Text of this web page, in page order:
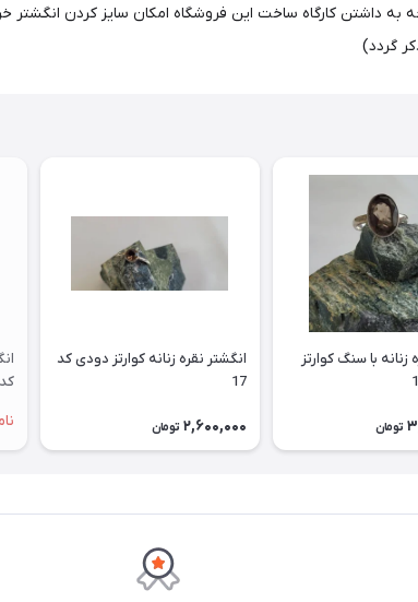
داشتن کارگاه ساخت این فروشگاه امکان سایز کردن انگشتر
گردد)
زنانه با سنگ‌ کوارتز
تومان
انگشتر نقره زنانه کوارتز دودی کد
17
2,600,000 تومان
کد